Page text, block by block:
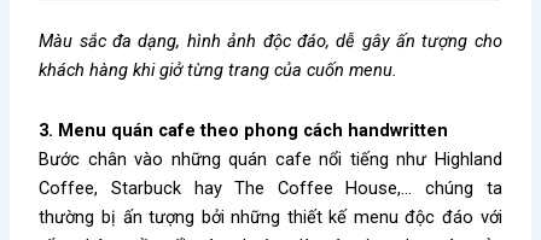
Màu sắc đa dạng, hình ảnh độc đáo, dễ gây ấn tượng cho
khách hàng khi giở từng trang của cuốn menu.
3. Menu quán cafe theo phong cách handwritten
Bước chân vào những quán cafe nổi tiếng như Highland
Coffee, Starbuck hay The Coffee House,… chúng ta
thường bị ấn tượng bởi những thiết kế menu độc đáo với